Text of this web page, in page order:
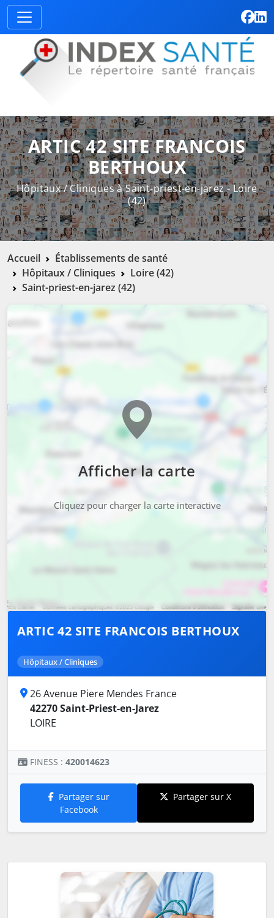
ARTIC 42 SITE FRANCOIS
BERTHOUX
Hôpitaux / Cliniques à Saint-priest-en-jarez - Loire
(42)
Accueil
Établissements de santé
Hôpitaux / Cliniques
Loire (42)
Saint-priest-en-jarez (42)
Afficher la carte
Cliquez pour charger la carte interactive
ARTIC 42 SITE FRANCOIS BERTHOUX
Hôpitaux / Cliniques
26 Avenue Piere Mendes France
42270 Saint-Priest-en-Jarez
LOIRE
FINESS : 420014623
Partager sur
Facebook
Partager sur X